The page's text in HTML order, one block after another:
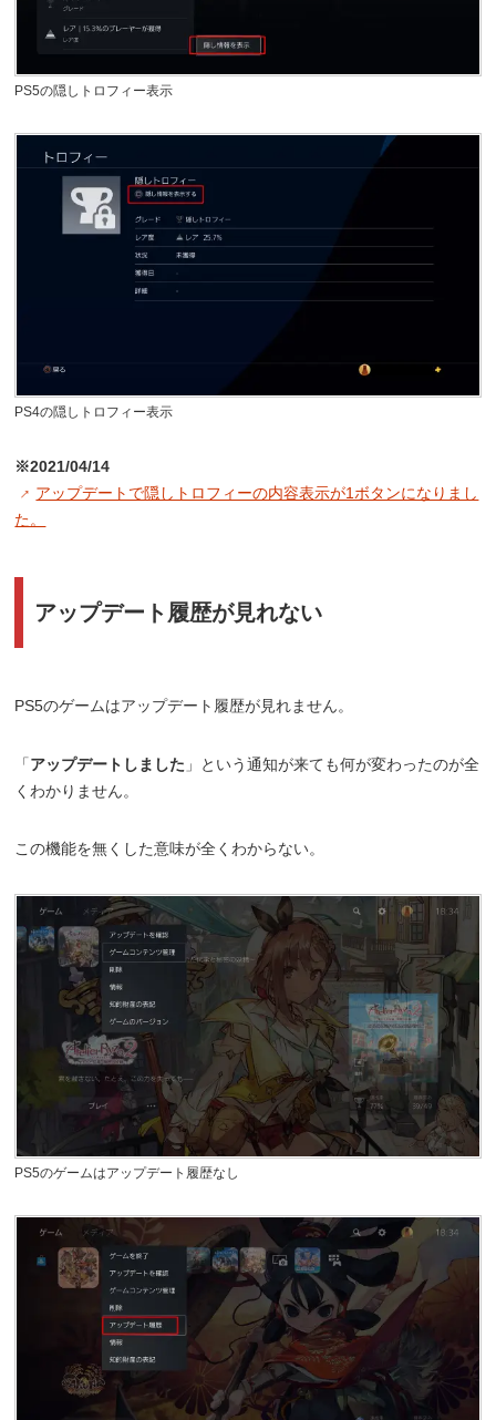
PS5の隠しトロフィー表示
PS4の隠しトロフィー表示
※2021/04/14
アップデートで隠しトロフィーの内容表示が1ボタンになりまし
た。
アップデート履歴が見れない
PS5のゲームはアップデート履歴が見れません。
「アップデートしました 」という通知が来ても何が変わったのが全
くわかりません。
この機能を無くした意味が全くわからない。
PS5のゲームはアップデート履歴なし